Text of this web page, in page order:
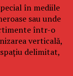
în mediile
sau unde
într-o
verticală,
delimitat,